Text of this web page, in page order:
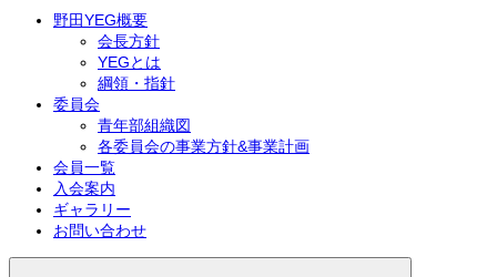
野田YEG概要
会長方針
YEGとは
綱領・指針
委員会
青年部組織図
各委員会の事業方針&事業計画
会員一覧
入会案内
ギャラリー
お問い合わせ